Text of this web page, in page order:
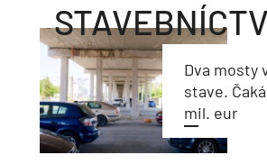
Dva mosty
stave.
mil. eur